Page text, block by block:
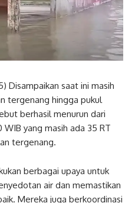
Disampaikan saat ini masih
tergenang hingga pukul
berhasil menurun dari
yang masih ada 35 RT
tergenang.
berbagai upaya untuk
air dan memastikan
Mereka juga berkoordinasi